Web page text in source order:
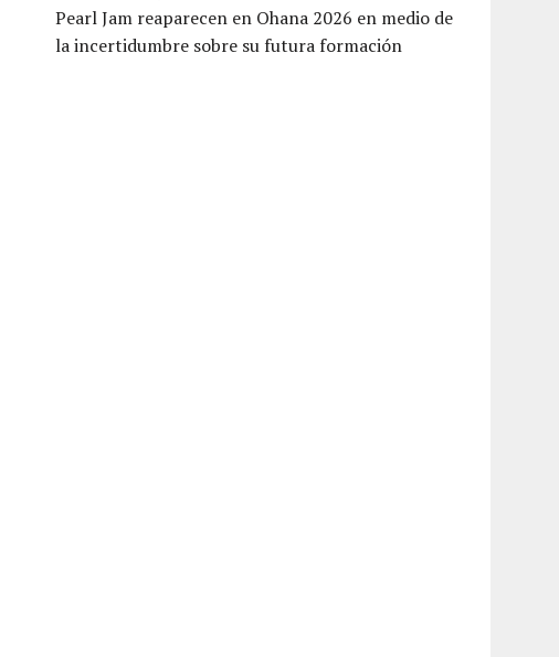
Pearl Jam reaparecen en Ohana 2026 en medio de
la incertidumbre sobre su futura formación